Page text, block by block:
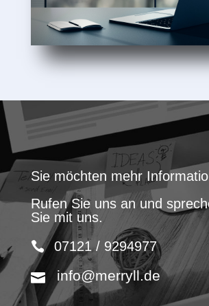
Sie möchten mehr
Rufen Sie uns an und
Sie mit uns.
07121 / 9294977
info@merryll.de